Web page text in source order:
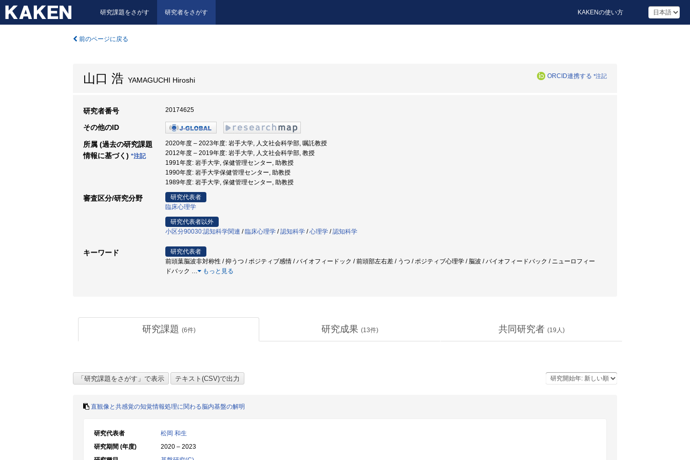
研究課題をさがす 研究者をさがす KAKENの使い方
前のページに戻る
山口 浩 YAMAGUCHI Hiroshi ORCID連携する *注記
研究者番号 20174625
その他のID
所属 (過去の研究課題
情報に基づく) *注記
2020年度 – 2023年度: 岩手大学, 人文社会科学部, 嘱託教授
2012年度 – 2019年度: 岩手大学, 人文社会科学部, 教授
1991年度: 岩手大学, 保健管理センター, 助教授
1990年度: 岩手大学保健管理センター, 助教授
1989年度: 岩手大学, 保健管理センター, 助教授
審査区分/研究分野
研究代表者
臨床心理学
研究代表者以外
小区分90030:認知科学関連 / 臨床心理学 /認知科学 /心理学 /認知科学
キーワード
研究代表者
前頭葉脳波非対称性 / 抑うつ / ポジティブ感情 / バイオフィードック / 前頭部左右差 / うつ / ポジティブ心理学 / 脳波 / バイオフィードバック / ニューロフィー
ドバック … もっと見る
研究課題 (6件) 研究成果 (13件) 共同研究者 (19 人)
直観像と共感覚の知覚情報処理に関わる脳内基盤の解明
研究代表者
松岡 和生
研究期間 (年度)
2020 – 2023